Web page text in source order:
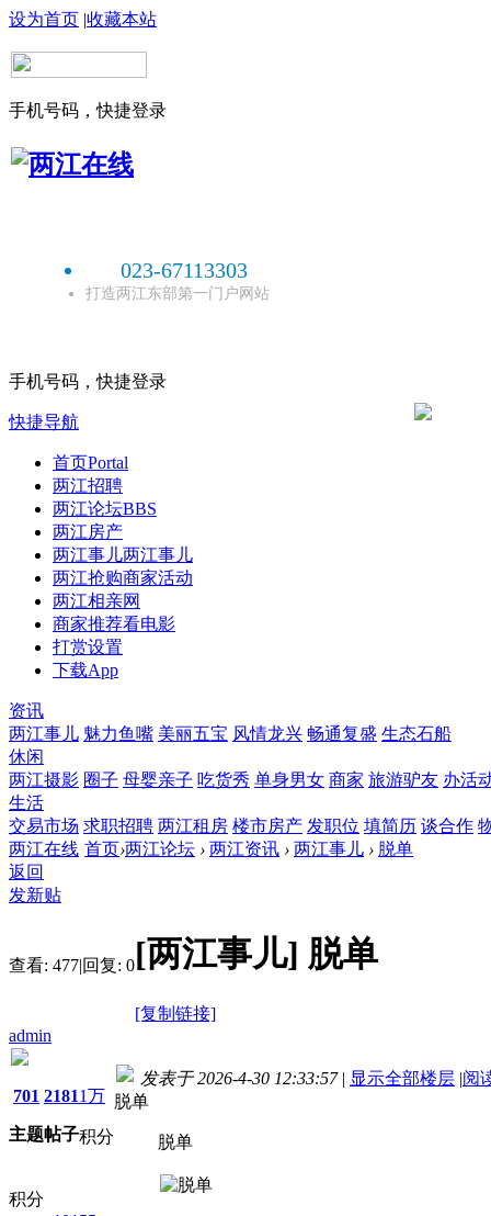
设为首页 |收藏本站
手机号码，快捷登录
023-67113303
打造两江东部第一门户网站
手机号码，快捷登录
快捷导航
首页Portal
两江招聘
两江论坛BBS
两江房产
两江事儿两江事儿
两江抢购商家活动
两江相亲网
商家推荐看电影
打赏设置
下载App
资讯
两江事儿 魅力鱼嘴 美丽五宝 风情龙兴 畅通复盛 生态石船
休闲
两江摄影 圈子 母婴亲子 吃货秀 单身男女 商家 旅游驴友 办活
生活
交易市场 求职招聘 两江租房 楼市房产 发职位 填简历 谈合作
两江在线 首页›两江论坛 › 两江资讯 › 两江事儿 › 脱单
返回
发新贴
查看: 477|回复: 0[两江事儿] 脱单
[复制链接]
admin
701
主题
2181
帖子
1万
积分
积分
发表于 2026-4-30 12:33:57 | 显示全部楼层 |阅
脱单
脱单